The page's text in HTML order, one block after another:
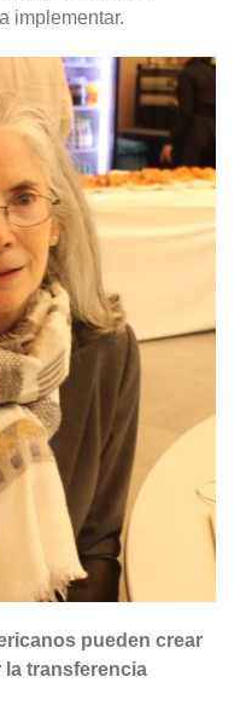
implementar.
pueden crear
la transferencia